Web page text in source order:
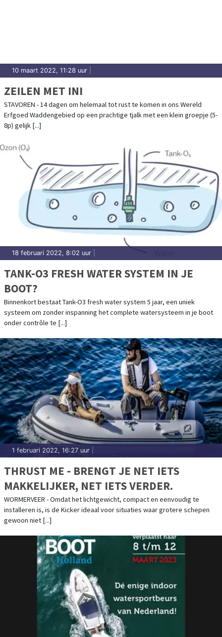
10 maart 2022, 11:28 uur
ZEILEN MET INI
STAVOREN - 14 dagen om helemaal tot rust te komen in ons Wereld
Erfgoed Waddengebied op een prachtige tjalk met een klein groepje (5-
8p) gelijk [...]
18 februari 2022, 8:02 uur
TANK-O3 FRESH WATER SYSTEM IN JE
BOOT?
Binnenkort bestaat Tank-O3 fresh water system 5 jaar, een uniek
systeem om zonder inspanning het complete watersysteem in je boot
onder contrôle te [...]
1 februari 2022, 16:27 uur
THRUST ME - BRENGT JE NET IETS
MAKKELIJKER, NET IETS VERDER.
WORMERVEER - Omdat het lichtgewicht, compact en eenvoudig te
installeren is, is de Kicker ideaal voor situaties waar grotere schepen
gewoon niet [...]